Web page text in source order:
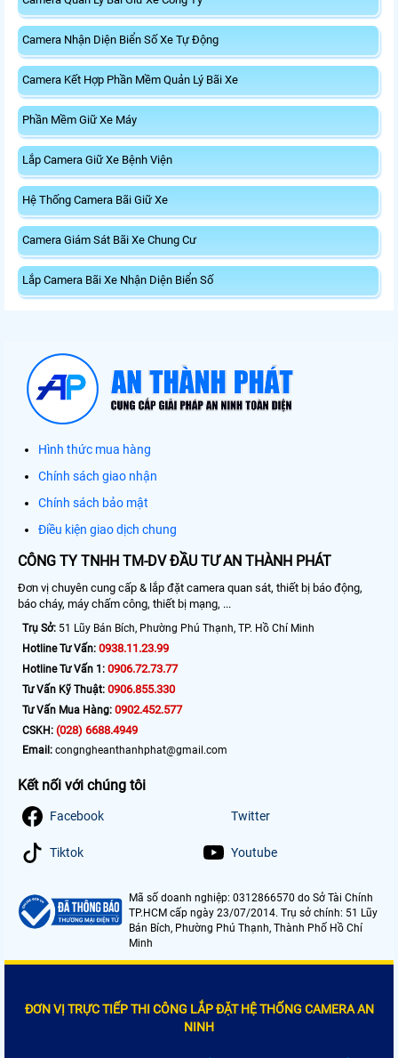
Camera Nhận Diện Biển Số Xe Tự Động
Camera Kết Hợp Phần Mềm Quản Lý Bãi Xe
Phần Mềm Giữ Xe Máy
Lắp Camera Giữ Xe Bệnh Viện
Hệ Thống Camera Bãi Giữ Xe
Camera Giám Sát Bãi Xe Chung Cư
Lắp Camera Bãi Xe Nhận Diện Biển Số
Hình thức mua hàng
Chính sách giao nhận
Chính sách bảo mật
Điều kiện giao dịch chung
CÔNG TY TNHH TM-DV ĐẦU TƯ AN THÀNH PHÁT
Đơn vị chuyên cung cấp & lắp đặt camera quan sát, thiết bị báo động,
báo cháy, máy chấm công, thiết bị mạng, ...
Trụ Sở: 51 Lũy Bán Bích, Phường Phú Thạnh, TP. Hồ Chí Minh
Hotline Tư Vấn: 0938.11.23.99
Hotline Tư Vấn 1: 0906.72.73.77
Tư Vấn Kỹ Thuật: 0906.855.330
Tư Vấn Mua Hàng: 0902.452.577
CSKH: (028) 6688.4949
Email: congngheanthanhphat@gmail.com
Kết nối với chúng tôi
Facebook Twitter
Tiktok Youtube
Mã số doanh nghiệp: 0312866570 do Sở Tài Chính
TP.HCM cấp ngày 23/07/2014. Trụ sở chính: 51 Lũy
Bán Bích, Phường Phú Thạnh, Thành Phố Hồ Chí
Minh
ĐƠN VỊ TRỰC TIẾP THI CÔNG LẮP ĐẶT HỆ THỐNG CAMERA AN
NINH